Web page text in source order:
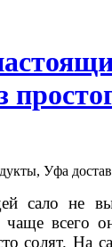
сало не
чаще всего
солят. На